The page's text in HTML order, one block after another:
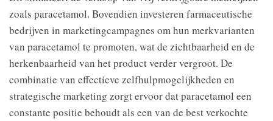
zoals paracetamol. Bovendien investeren farmaceutische
bedrijven in marketingcampagnes om hun merkvarianten
van paracetamol te promoten, wat de zichtbaarheid en de
herkenbaarheid van het product verder vergroot. De
combinatie van effectieve zelfhulpmogelijkheden en
strategische marketing zorgt ervoor dat paracetamol een
constante positie behoudt als een van de best verkochte